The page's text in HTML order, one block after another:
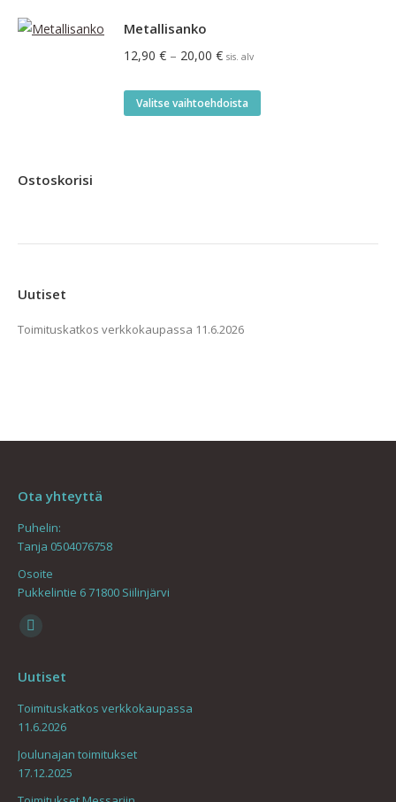
Voit
tehdä
Metallisanko
12,90 € – 20,00 €Hintaluokka:
-
sis. alv
Valitse vaihtoehdoista
Ostoskorisi
Uutiset
Toimituskatkos verkkokaupassa 11.6.2026
Ota yhteyttä
Puhelin:
Tanja 0504076758
Osoite
Pukkelintie 6 71800 Siilinjärvi
Find us on:
opens
in
new
window
Uutiset
Toimituskatkos verkkokaupassa
11.6.2026
Joulunajan toimitukset
17.12.2025